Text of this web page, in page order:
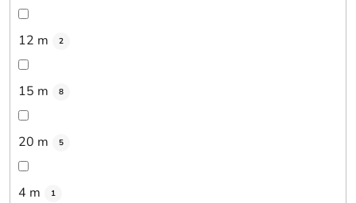
12 m 2
15 m 8
20 m 5
4 m 1